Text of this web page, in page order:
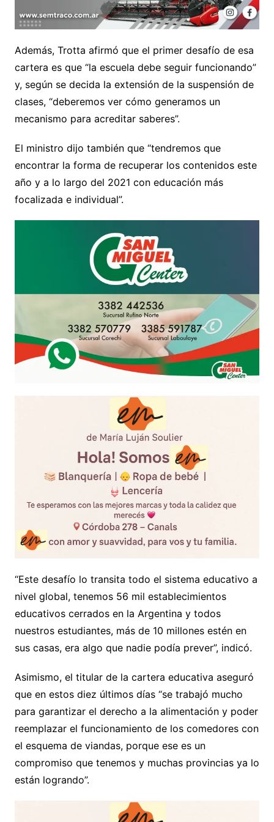
Además, Trotta afirmó que el primer desafío de esa
cartera es que “la escuela debe seguir funcionando”
y, según se decida la extensión de la suspensión de
clases, “deberemos ver cómo generamos un
mecanismo para acreditar saberes”.
El ministro dijo también que “tendremos que
encontrar la forma de recuperar los contenidos este
año y a lo largo del 2021 con educación más
focalizada e individual”.
“Este desafío lo transita todo el sistema educativo a
nivel global, tenemos 56 mil establecimientos
educativos cerrados en la Argentina y todos
nuestros estudiantes, más de 10 millones estén en
sus casas, era algo que nadie podía prever”, indicó.
Asimismo, el titular de la cartera educativa aseguró
que en estos diez últimos días “se trabajó mucho
para garantizar el derecho a la alimentación y poder
reemplazar el funcionamiento de los comedores con
el esquema de viandas, porque ese es un
compromiso que tenemos y muchas provincias ya lo
están logrando”.